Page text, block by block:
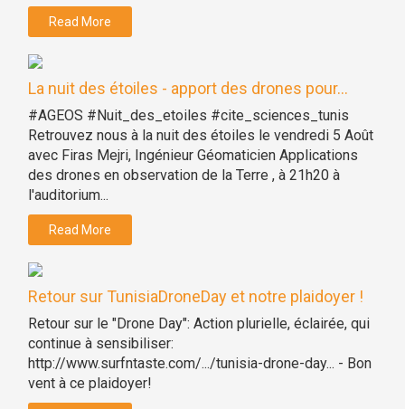
Read More
La nuit des étoiles - apport des drones pour...
#AGEOS #Nuit_des_etoiles #cite_sciences_tunis
Retrouvez nous à la nuit des étoiles le vendredi 5 Août
avec Firas Mejri, Ingénieur Géomaticien Applications
des drones en observation de la Terre , à 21h20 à
l'auditorium...
Read More
Retour sur TunisiaDroneDay et notre plaidoyer !
Retour sur le "Drone Day": Action plurielle, éclairée, qui
continue à sensibiliser:
http://www.surfntaste.com/.../tunisia-drone-day... - Bon
vent à ce plaidoyer!